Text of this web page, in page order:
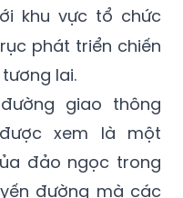
khu vực tổ chức
phát triển chiến
lai.
giao thông
xem là một
đảo ngọc trong
đường mà các